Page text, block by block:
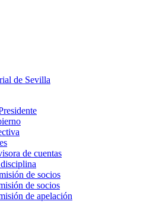
de cuentas
de socios
de socios
de apelación